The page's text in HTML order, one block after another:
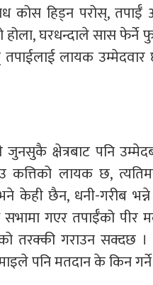
हिड्न परोस्, तपाईँ
होला, घरधन्दाले सास फेर्ने
लायक उम्मेदवार
जुनसुकै क्षेत्रबाट पनि
लायक छ,
भने केही छैन, धनी-गरीब
सभामा गएर तपाईँको
तरक्की गराउन सक्दछ ।
पनि मतदान के किन गर्ने